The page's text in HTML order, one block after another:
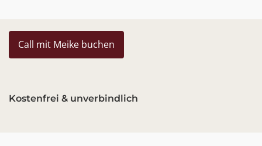
Call mit Meike buchen
Kostenfrei & unverbindlich